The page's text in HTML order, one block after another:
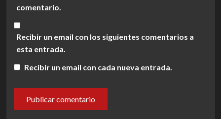
comentario.
Recibir un email con los siguientes comentarios a
esta entrada.
Recibir un email con cada nueva entrada.